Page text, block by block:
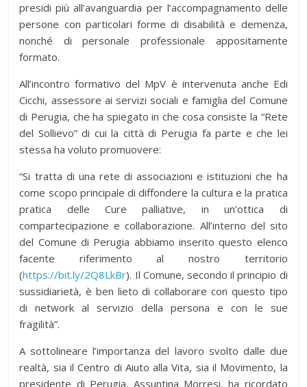
presidi più all’avanguardia per l’accompagnamento delle
persone con particolari forme di disabilità e demenza,
nonché di personale professionale appositamente
formato.
All’incontro formativo del MpV è intervenuta anche Edi
Cicchi, assessore ai servizi sociali e famiglia del Comune
di Perugia, che ha spiegato in che cosa consiste la “Rete
del Sollievo” di cui la città di Perugia fa parte e che lei
stessa ha voluto promuovere:
“Si tratta di una rete di associazioni e istituzioni che ha
come scopo principale di diffondere la cultura e la pratica
pratica delle Cure palliative, in un’ottica di
compartecipazione e collaborazione. All’interno del sito
del Comune di Perugia abbiamo inserito questo elenco
facente riferimento al nostro territorio
(https://bit.ly/2Q8LkBr). Il Comune, secondo il principio di
sussidiarietà, è ben lieto di collaborare con questo tipo
di network al servizio della persona e con le sue
fragilità”.
A sottolineare l’importanza del lavoro svolto dalle due
realtà, sia il Centro di Aiuto alla Vita, sia il Movimento, la
presidente di Perugia, Assuntina Morresi, ha ricordato